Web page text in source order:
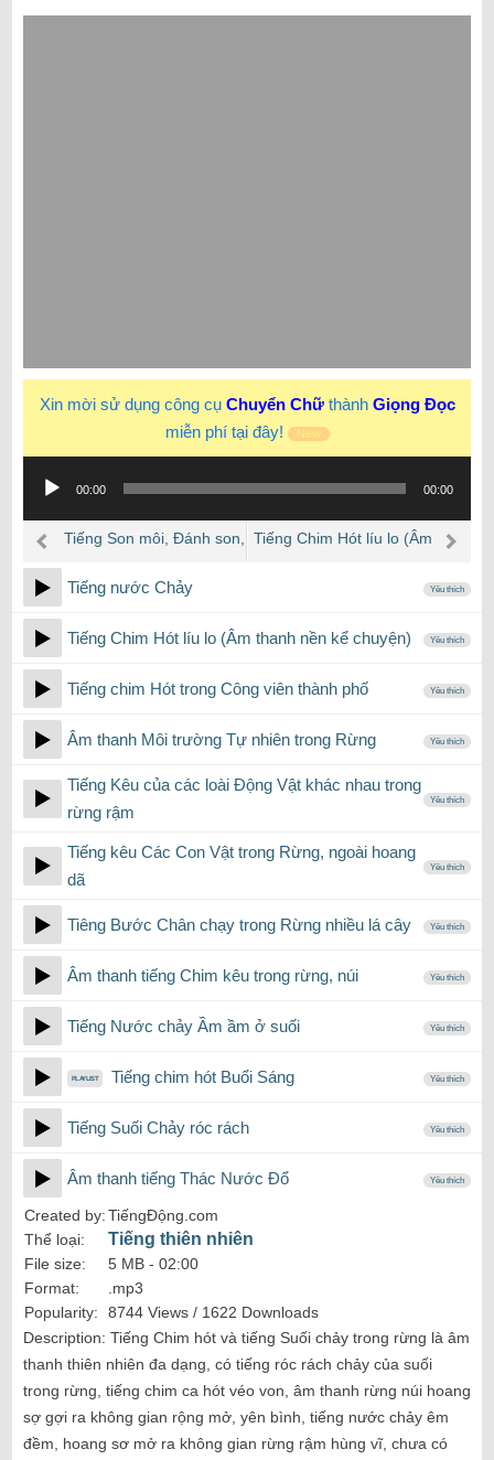
Xin mời sử dụng công cụ Chuyển Chữthành Giọng Đọc
miễn phí tại đây!
New
phát
âm
thanh
00:00 00:00
Tiếng Son môi, Đánh son,
Tiếng Chim Hót líu lo (Âm
Tiếng nước Chảy Yêu thích
Tiếng Chim Hót líu lo (Âm thanh nền kể chuyện) Yêu thích
Tiếng chim Hót trong Công viên thành phố Yêu thích
Âm thanh Môi trường Tự nhiên trong Rừng Yêu thích
Tiếng Kêu của các loài Động Vật khác nhau trong
rừng rậm
Yêu thích
Tiếng kêu Các Con Vật trong Rừng, ngoài hoang
dã
Yêu thích
Tiêng Bước Chân chạy trong Rừng nhiều lá cây Yêu thích
Âm thanh tiếng Chim kêu trong rừng, núi Yêu thích
Tiếng Nước chảy Ầm ầm ở suối Yêu thích
Tiếng chim hót Buổi Sáng Yêu thích
Tiếng Suối Chảy róc rách Yêu thích
Âm thanh tiếng Thác Nước Đổ Yêu thích
Created by:TiếngĐộng.com
Thể loại:
Tiếng thiên nhiên
File size: 5 MB - 02:00
Format:
.mp3
Popularity:
8744 Views / 1622 Downloads
Description: Tiếng Chim hót và tiếng Suối chảy trong rừng là âm
thanh thiên nhiên đa dạng, có tiếng róc rách chảy của suối
trong rừng, tiếng chim ca hót véo von, âm thanh rừng núi hoang
sợ gợi ra không gian rộng mở, yên bình, tiếng nước chảy êm
đềm, hoang sơ mở ra không gian rừng rậm hùng vĩ, chưa có